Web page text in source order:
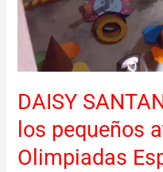
DAISY
los pequeños
Olimpiadas
Olimpiadas
Especiales
como
medicina
para